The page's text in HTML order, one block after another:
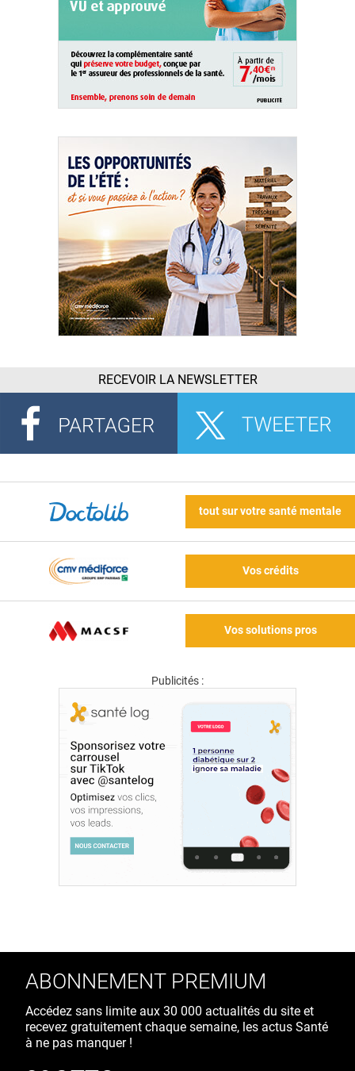
RECEVOIR LA NEWSLETTER
tout sur votre santé mentale
Vos crédits
Vos solutions pros
Publicités :
ABONNEMENT PREMIUM
Accédez sans limite aux 30 000 actualités du site et
recevez gratuitement chaque semaine, les actus Santé
à ne pas manquer !